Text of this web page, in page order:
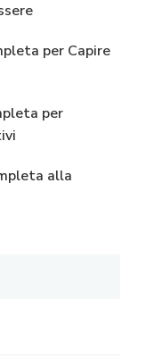
per Capire
per
alla